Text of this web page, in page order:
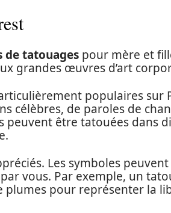
de tatouages pour mère et
grandes œuvres d’art
populaires sur
célèbres, de paroles de
peuvent être tatouées dans
Les symboles
vous. Par exemple, un
plumes pour représenter la